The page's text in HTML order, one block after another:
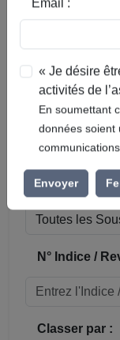
Sous-
N° Indice /
Classer par :
Email :
« Je désire
activités de
En soumettant
données soient
Envoyer